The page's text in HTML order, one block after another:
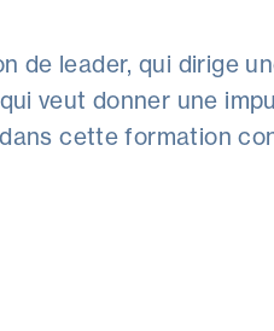
de leader, qui dirige
veut donner une
cette formation